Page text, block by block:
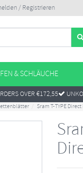
/ Registrieren
& SCHLÄUCHE
OVER €172,55
Sram T-TYPE